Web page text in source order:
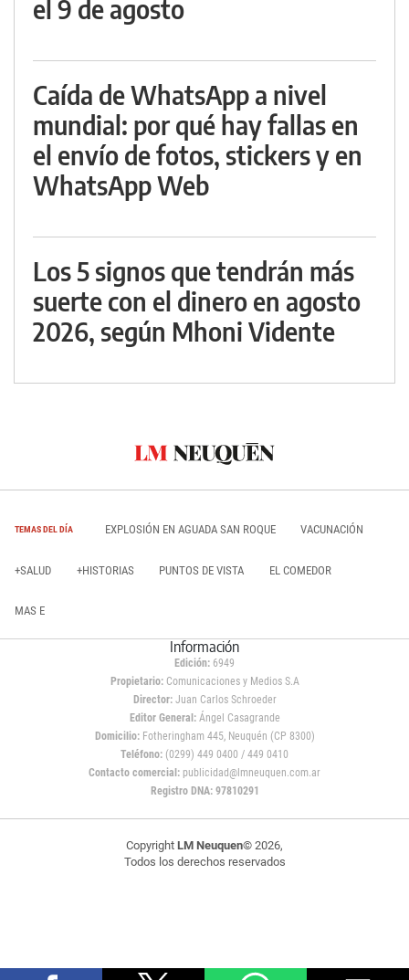
el 9 de agosto
Caída de WhatsApp a nivel
mundial: por qué hay fallas en
el envío de fotos, stickers y en
WhatsApp Web
Los 5 signos que tendrán más
suerte con el dinero en agosto
2026, según Mhoni Vidente
TEMAS DEL DÍA EXPLOSIÓN EN AGUADA SAN ROQUE VACUNACIÓN
+SALUD +HISTORIAS PUNTOS DE VISTA EL COMEDOR
MAS E
Información
Edición: 6949
Propietario:Comunicaciones y Medios S.A
Director: Juan Carlos Schroeder
Editor General:Ángel Casagrande
Domicilio:Fotheringham 445, Neuquén (CP 8300)
Teléfono: (0299) 449 0400 / 449 0410
Contacto comercial: publicidad@lmneuquen.com.ar
Registro DNA: 97810291
Copyright LM Neuquen© 2026,
Todos los derechos reservados